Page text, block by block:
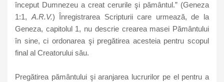
început Dumnezeu a creat cerurile şi pământul.” (Geneza
1:1, A.R.V.) Înregistrarea Scripturii care urmează, de la
Geneza, capitolul 1, nu descrie crearea masei Pământului
în sine, ci ordonarea şi pregătirea acesteia pentru scopul
final al Creatorului său.
Pregătirea pământului şi aranjarea lucrurilor pe el pentru a